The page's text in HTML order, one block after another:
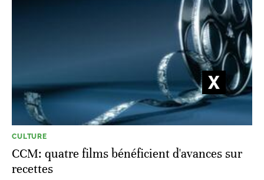
CULTURE
CCM: quatre films bénéficient d'avances sur
recettes